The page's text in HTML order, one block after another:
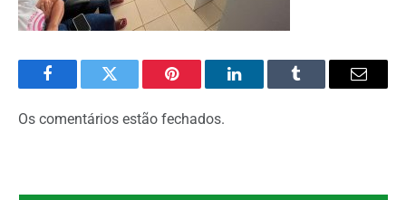
FacebookTwitter Pinterest O
Tumblr
E-
Os comentários estão fechados.